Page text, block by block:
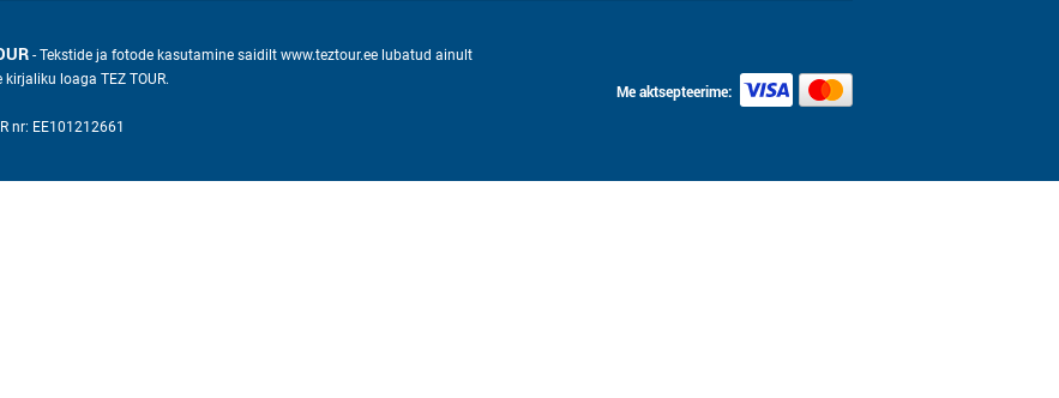
- Tekstide ja fotode kasutamine saidilt www.teztour.ee lubatud ainult
loaga TEZ TOUR.
nr: EE101212661
Me aktsepteerime: